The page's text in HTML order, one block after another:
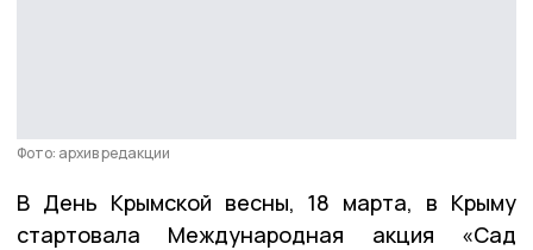
Фото: архив редакции
В День Крымской весны, 18 марта, в Крыму
стартовала Международная акция «Сад